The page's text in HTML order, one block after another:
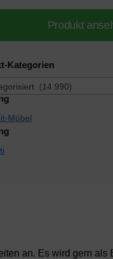
Produkt
Kategorien
(14.990)
an. Es wird gern als